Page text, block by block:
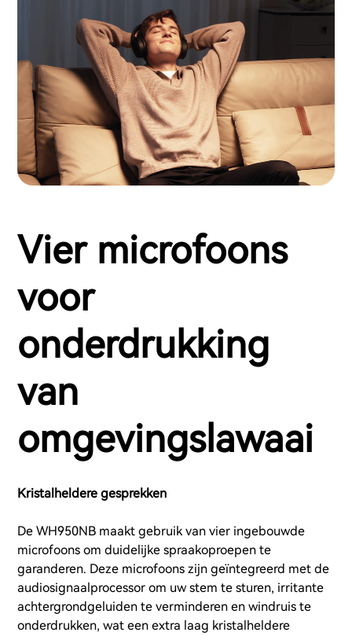
Vier microfoons
voor
onderdrukking
van
omgevingslawaai
Kristalheldere gesprekken
De WH950NB maakt gebruik van vier ingebouwde
microfoons om duidelijke spraakoproepen te
garanderen. Deze microfoons zijn geïntegreerd met de
audiosignaalprocessor om uw stem te sturen, irritante
achtergrondgeluiden te verminderen en windruis te
onderdrukken, wat een extra laag kristalheldere